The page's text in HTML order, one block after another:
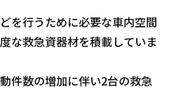
を行うために必要な車内空間
な救急資器材を積載していま
件数の増加に伴い2台の救急